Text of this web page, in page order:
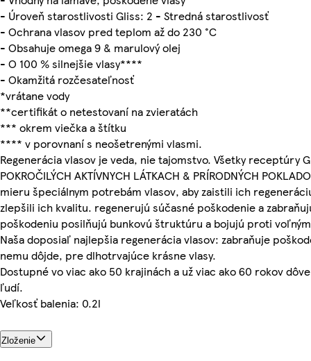
- Úroveň starostlivosti Gliss: 2 - Stredná starostlivosť
- Ochrana vlasov pred teplom až do 230 °C
- Obsahuje omega 9 & marulový olej
- O 100 % silnejšie vlasy****
- Okamžitá rozčesateľnosť
*vrátane vody
**certifikát o netestovaní na zvieratách
*** okrem viečka a štítku
**** v porovnaní s neošetrenými vlasmi.
Regenerácia vlasov je veda, nie tajomstvo. Všetky receptúry
POKROČILÝCH AKTÍVNYCH LÁTKACH & PRÍRODNÝCH
mieru špeciálnym potrebám vlasov, aby zaistili ich
zlepšili ich kvalitu. regenerujú súčasné poškodenie a
poškodeniu posilňujú bunkovú štruktúru a bojujú proti
Naša doposiaľ najlepšia regenerácia vlasov: zabraňuje
nemu dôjde, pre dlhotrvajúce krásne vlasy.
Dostupné vo viac ako 50 krajinách a už viac ako 60 rokov
ľudí.
Veľkosť balenia: 0.2l
Zloženie